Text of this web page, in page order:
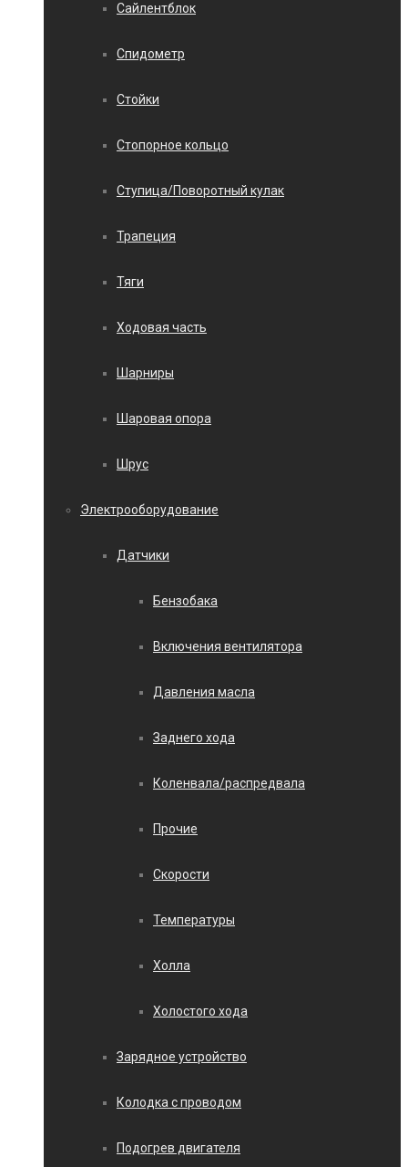
Сайлентблок
Спидометр
Стойки
Стопорное кольцо
Ступица/Поворотный кулак
Трапеция
Тяги
Ходовая часть
Шарниры
Шаровая опора
Шрус
Электрооборудование
Датчики
Бензобака
Включения вентилятора
Давления масла
Заднего хода
Коленвала/распредвала
Прочие
Скорости
Температуры
Холла
Холостого хода
Зарядное устройство
Колодка с проводом
Подогрев двигателя